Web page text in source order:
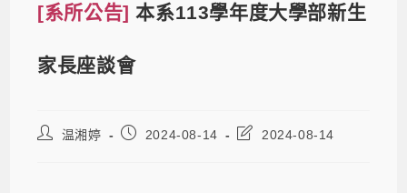
[系所公告]本系113學年度大學部新生
家長座談會
温湘婷 2024-08-14 2024-08-14